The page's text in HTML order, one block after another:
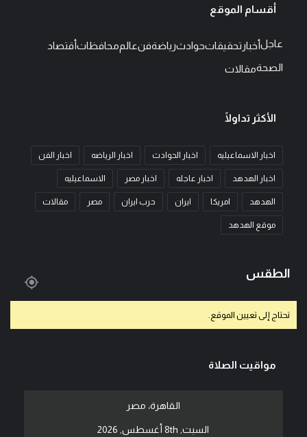
أقسام الموقع
عاجلأخبار تحقيقاتحوادثرياضةفنعالممحافظاتأقتصاد
الصحةمقالات
الأكثر تداولًا
اخبار الاسماعيليه اخبار الحوادث اخبار الرياضه اخبار الفن
اخبار الهدهد اخبار عاجله اخبار مصر الاسماعيليه
الهدهد امريكا ايران حرب ايران مصر مقالات
موقع الهدهد
الطقس
تحتاج إلى تعيين الموقع.
مواقيت الصلاة
القاهرة، مصر
السبت, 8th أغسطس, 2026